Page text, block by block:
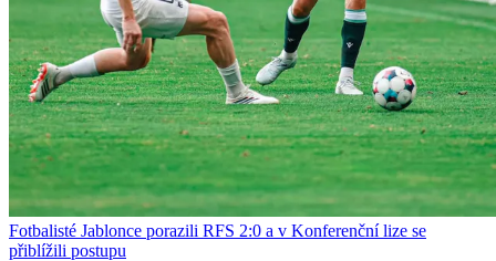
Fotbalisté Jablonce porazili RFS 2:0 a v Konferenční lize se
přiblížili postupu